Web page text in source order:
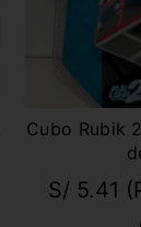
Cubo Rubik
S/5.41